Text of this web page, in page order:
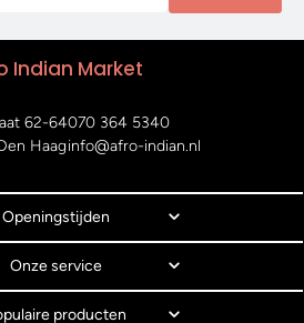
Indian Market
62-64
Haag
070 364 5340
info@afro-indian.nl
Openingstijden
Onze service
producten